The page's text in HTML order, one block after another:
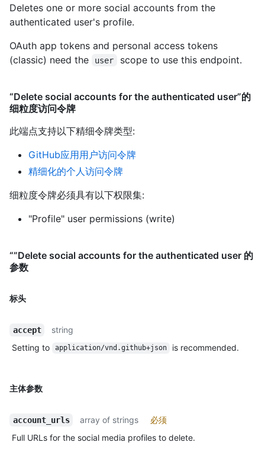
Deletes one or more social accounts from the
authenticated user's profile.
OAuth app tokens and personal access tokens
(classic) need the
user scope to use this endpoint.
“Delete social accounts for the authenticated user”的
细粒度访问令牌
此端点支持以下精细令牌类型:
GitHub应用用户访问令牌
精细化的个人访问令牌
细粒度令牌必须具有以下权限集:
"Profile" user permissions (write)
“”Delete social accounts for the authenticated user 的
参数
标头
accept
string
Setting to
application/vnd.github+json is recommended.
主体参数
account_urls array of strings
必须
Full URLs for the social media profiles to delete.